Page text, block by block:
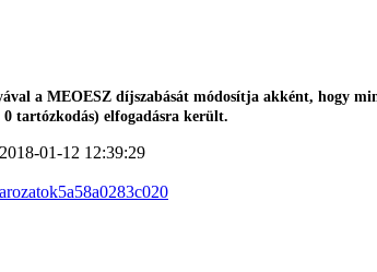
a MEOESZ díjszabását módosítja akként, hogy
tartózkodás) elfogadásra került.
01-12 12:39:29